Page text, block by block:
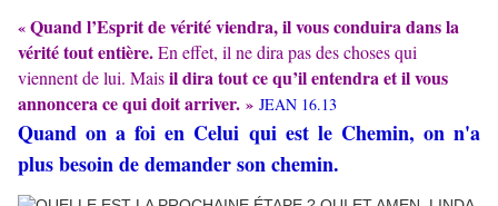
«Quand l’Esprit de vérité viendra, il vous conduira dans la
vérité tout entière.En effet, il ne dira pas des choses qui
viennent de lui. Maisil dira tout ce qu’il entendra et il vous
annoncera ce qui doit arriver. » JEAN 16.13
Quand on a foi en Celui qui est le Chemin, on n'a
plus besoin de demander son chemin.